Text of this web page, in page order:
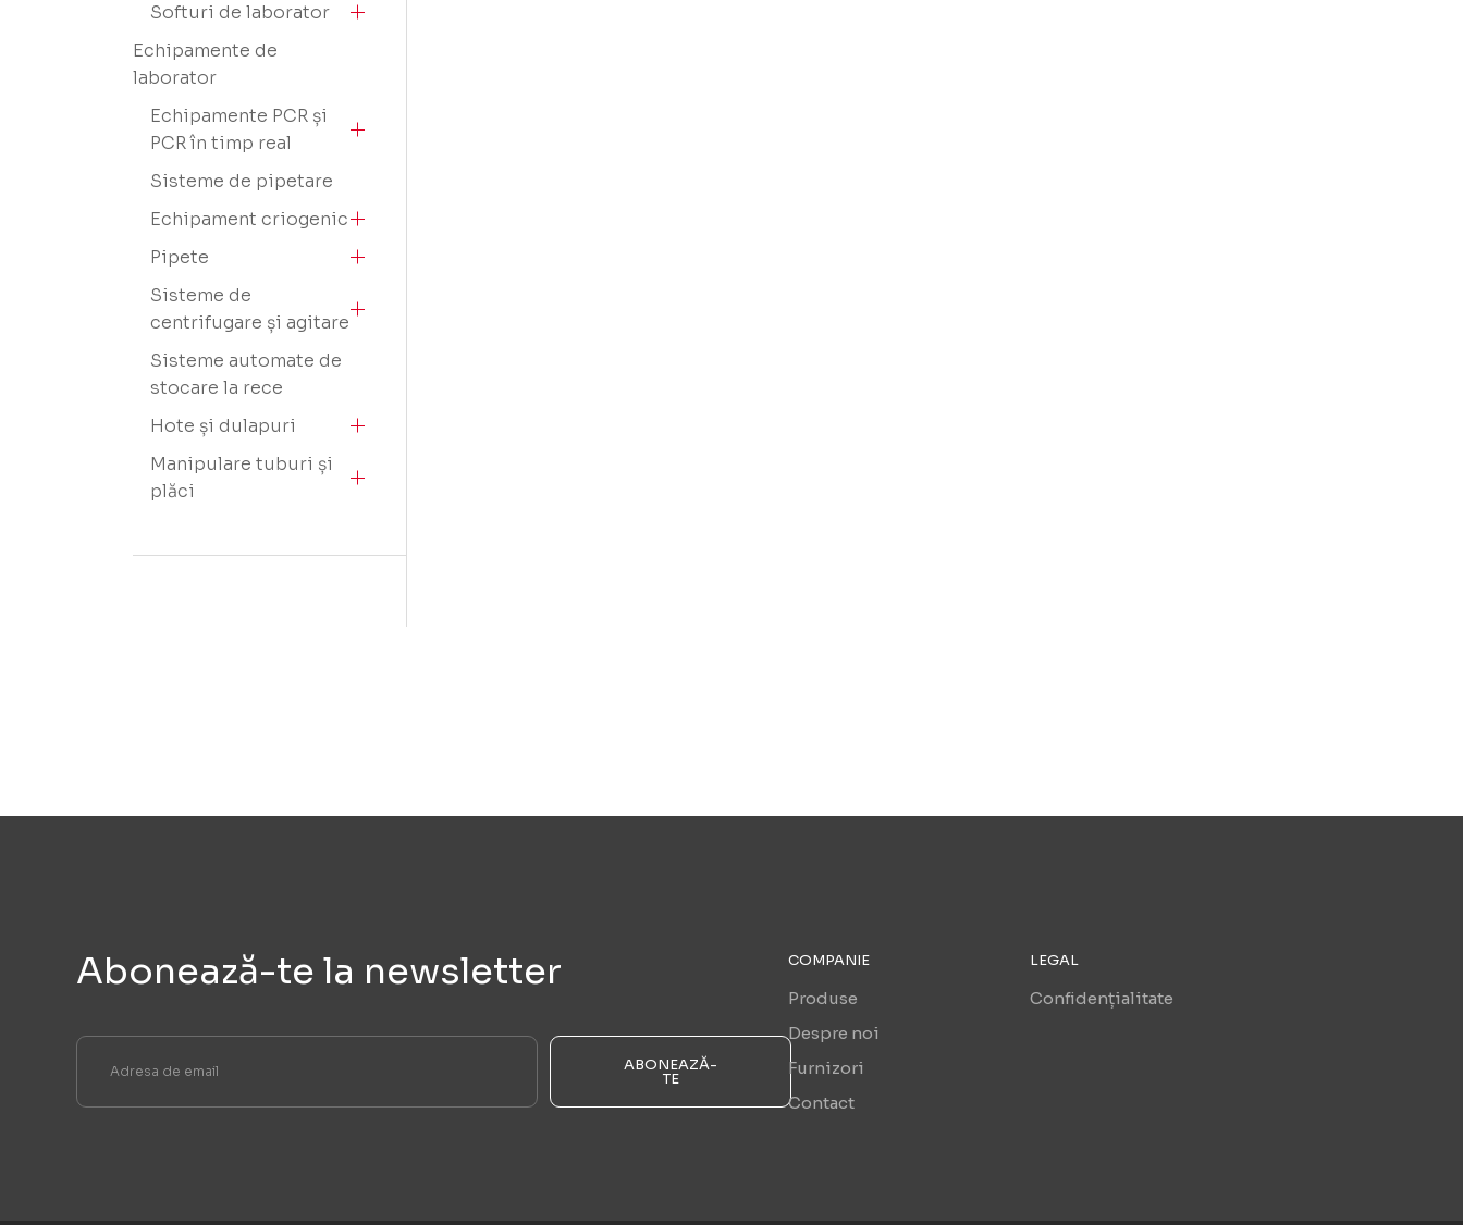
Softuri de laborator
Echipamente de
laborator
Echipamente PCR și
PCR în timp real
Sisteme de pipetare
Echipament criogenic
Pipete
Sisteme de
centrifugare și agitare
Sisteme automate de
stocare la rece
Hote și dulapuri
Manipulare tuburi și
plăci
Abonează-te la newsletter
ABONEAZĂ-
TE
COMPANIE
Produse
Despre noi
Furnizori
Contact
LEGAL
Confidențialitate